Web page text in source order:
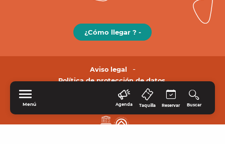
Menú Agenda Taquilla Reservar Buscar
¿Cómo llegar ? -
Aviso legal
Política de protección de datos.